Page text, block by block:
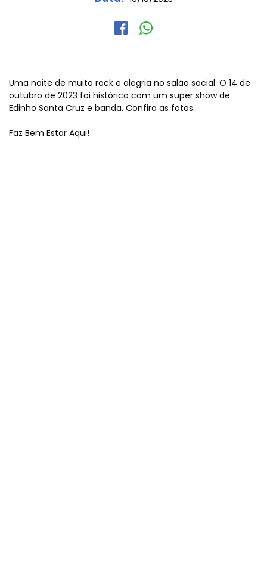
Uma noite de muito rock e alegria no salão social. O 14 de
outubro de 2023 foi histórico com um super show de
Edinho Santa Cruz e banda. Confira as fotos.
Faz Bem Estar Aqui!